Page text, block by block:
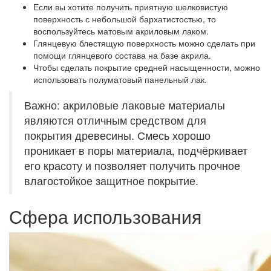
Если вы хотите получить приятную шелковистую
поверхность с небольшой бархатистостью, то
воспользуйтесь матовым акриловым лаком.
Глянцевую блестящую поверхность можно сделать при
помощи глянцевого состава на базе акрила.
Чтобы сделать покрытие средней насыщенности, можно
использовать полуматовый панельный лак.
Важно: акриловые лаковые материалы
являются отличным средством для
покрытия древесины. Смесь хорошо
проникает в поры материала, подчёркивает
его красоту и позволяет получить прочное
влагостойкое защитное покрытие.
Сфера использования